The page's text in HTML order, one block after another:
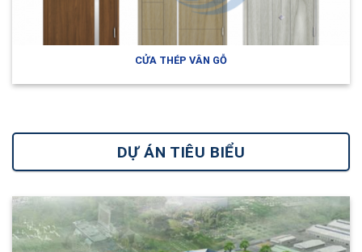
CỬA THÉP VÂN GỖ
DỰ ÁN TIÊU BIỂU